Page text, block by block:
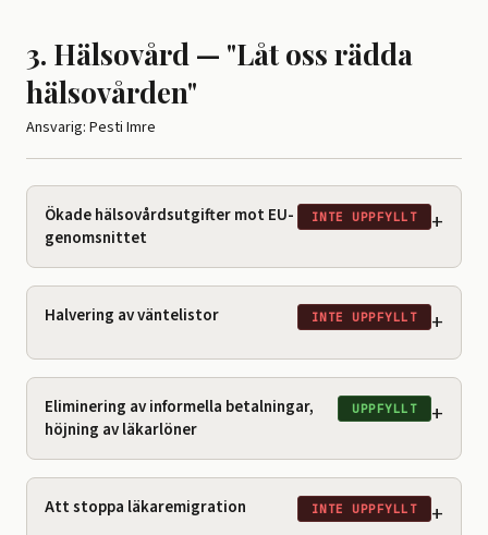
3. Hälsovård — "Låt oss rädda
hälsovården"
Ansvarig: Pesti Imre
Ökade hälsovårdsutgifter mot EU-
genomsnittet
INTE UPPFYLLT +
Halvering av väntelistor INTE UPPFYLLT +
Eliminering av informella betalningar,
höjning av läkarlöner
UPPFYLLT +
Att stoppa läkaremigration INTE UPPFYLLT +